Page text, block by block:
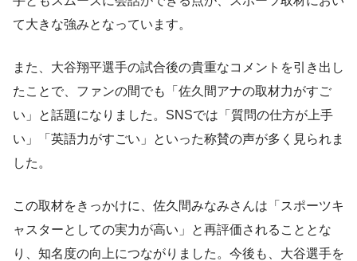
て大きな強みとなっています。
また、大谷翔平選手の試合後の貴重なコメントを引き出し
たことで、ファンの間でも「佐久間アナの取材力がすご
い」と話題になりました。SNSでは「質問の仕方が上手
い」「英語力がすごい」といった称賛の声が多く見られま
した。
この取材をきっかけに、佐久間みなみさんは「スポーツキ
ャスターとしての実力が高い」と再評価されることとな
り、知名度の向上につながりました。今後も、大谷選手を